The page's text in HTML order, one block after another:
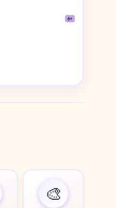
6+
🎨